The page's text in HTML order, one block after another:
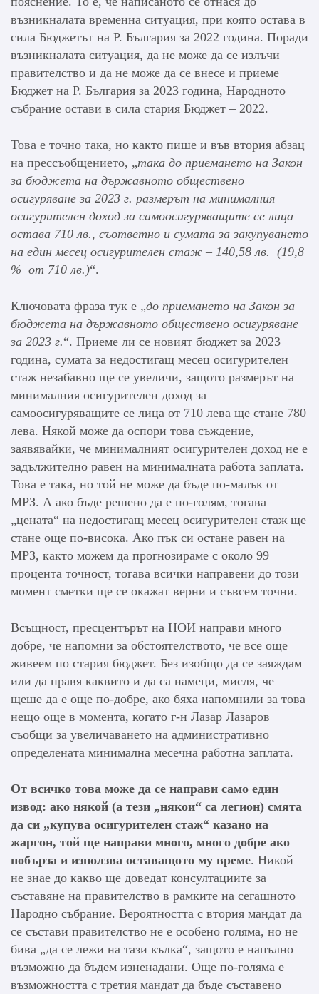
възникналата временна ситуация, при която остава в
сила Бюджетът на Р. България за 2022 година. Поради
възникналата ситуация, да не може да се излъчи
правителство и да не може да се внесе и приеме
Бюджет на Р. България за 2023 година, Народното
събрание остави в сила стария Бюджет – 2022.
Това е точно така, но както пише и във втория абзац
на прессъобщението, „така до приемането на Закон
за бюджета на държавното обществено
осигуряване за 2023 г. размерът на минималния
осигурителен доход за самоосигуряващите се лица
остава 710 лв., съответно и сумата за закупуването
на един месец осигурителен стаж – 140,58 лв. (19,8
% от 710 лв.)“.
Ключовата фраза тук е „до приемането на Закон за
бюджета на държавното обществено осигуряване
за 2023 г.“. Приеме ли се новият бюджет за 2023
година, сумата за недостигащ месец осигурителен
стаж незабавно ще се увеличи, защото размерът на
минималния осигурителен доход за
самоосигуряващите се лица от 710 лева ще стане 780
лева. Някой може да оспори това съждение,
заявявайки, че минималният осигурителен доход не е
задължително равен на минималната работа заплата.
Това е така, но той не може да бъде по-малък от
МРЗ. А ако бъде решено да е по-голям, тогава
„цената“ на недостигащ месец осигурителен стаж ще
стане още по-висока. Ако пък си остане равен на
МРЗ, както можем да прогнозираме с около 99
процента точност, тогава всички направени до този
момент сметки ще се окажат верни и съвсем точни.
Всъщност, пресцентърът на НОИ направи много
добре, че напомни за обстоятелството, че все още
живеем по стария бюджет. Без изобщо да се заяждам
или да правя каквито и да са намеци, мисля, че
щеше да е още по-добре, ако бяха напомнили за това
нещо още в момента, когато г-н Лазар Лазаров
съобщи за увеличаването на административно
определената минимална месечна работна заплата.
От всичко това може да се направи само един
извод: ако някой (а тези „някои“ са легион) смята
да си „купува осигурителен стаж“ казано на
жаргон, той ще направи много, много добре ако
побърза и използва оставащото му време. Никой
не знае до какво ще доведат консултациите за
съставяне на правителство в рамките на сегашното
Народно събрание. Вероятността с втория мандат да
се състави правителство не е особено голяма, но не
бива „да се лежи на тази кълка“, защото е напълно
възможно да бъдем изненадани. Още по-голяма е
възможността с третия мандат да бъде съставено